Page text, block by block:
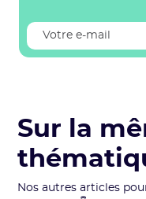
Sur la
Nos autres articles